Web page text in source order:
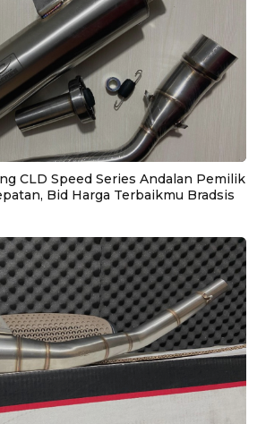
CLD Speed Series Andalan Pemilik
Bid Harga Terbaikmu Bradsis